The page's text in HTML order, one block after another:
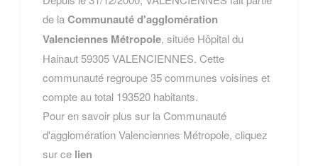
de laCommunauté d'agglomération
Valenciennes Métropole, située Hôpital du
Hainaut 59305 VALENCIENNES. Cette
communauté regroupe 35 communes voisines et
compte au total 193520 habitants.
Pour en savoir plus sur la Communauté
d'agglomération Valenciennes Métropole, cliquez
sur ce lien